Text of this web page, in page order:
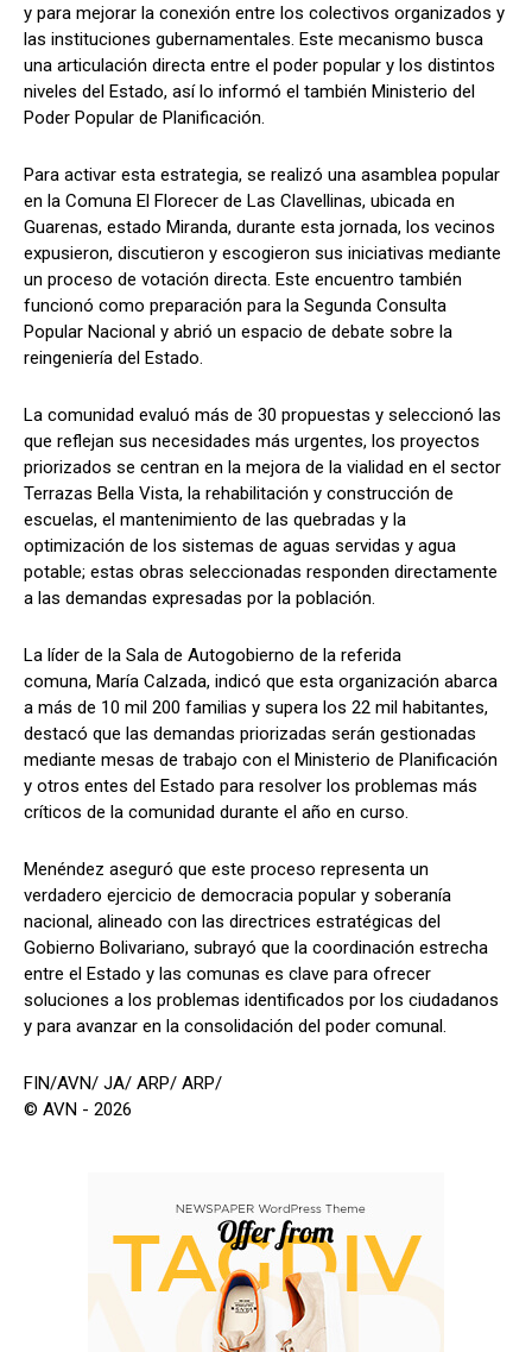
y para mejorar la conexión entre los colectivos organizados y
las instituciones gubernamentales. Este mecanismo busca
una articulación directa entre el poder popular y los distintos
niveles del Estado, así lo informó el también Ministerio del
Poder Popular de Planificación.
Para activar esta estrategia, se realizó una asamblea popular
en la Comuna El Florecer de Las Clavellinas, ubicada en
Guarenas, estado Miranda, durante esta jornada, los vecinos
expusieron, discutieron y escogieron sus iniciativas mediante
un proceso de votación directa. Este encuentro también
funcionó como preparación para la Segunda Consulta
Popular Nacional y abrió un espacio de debate sobre la
reingeniería del Estado.
La comunidad evaluó más de 30 propuestas y seleccionó las
que reflejan sus necesidades más urgentes, los proyectos
priorizados se centran en la mejora de la vialidad en el sector
Terrazas Bella Vista, la rehabilitación y construcción de
escuelas, el mantenimiento de las quebradas y la
optimización de los sistemas de aguas servidas y agua
potable; estas obras seleccionadas responden directamente
a las demandas expresadas por la población.
La líder de la Sala de Autogobierno de la referida
comuna, María Calzada, indicó que esta organización abarca
a más de 10 mil 200 familias y supera los 22 mil habitantes,
destacó que las demandas priorizadas serán gestionadas
mediante mesas de trabajo con el Ministerio de Planificación
y otros entes del Estado para resolver los problemas más
críticos de la comunidad durante el año en curso.
Menéndez aseguró que este proceso representa un
verdadero ejercicio de democracia popular y soberanía
nacional, alineado con las directrices estratégicas del
Gobierno Bolivariano, subrayó que la coordinación estrecha
entre el Estado y las comunas es clave para ofrecer
soluciones a los problemas identificados por los ciudadanos
y para avanzar en la consolidación del poder comunal.
FIN/AVN/ JA/ ARP/ ARP/
© AVN - 2026